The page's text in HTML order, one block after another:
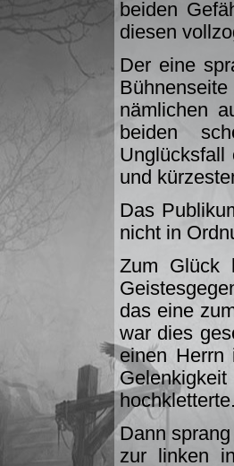
beiden
diesen
Der eine
nämlichen
beiden
Unglücksfall
und
Das
nicht in
Zum Glück
das eine
war dies
einen Herrn
Dann
zur linken